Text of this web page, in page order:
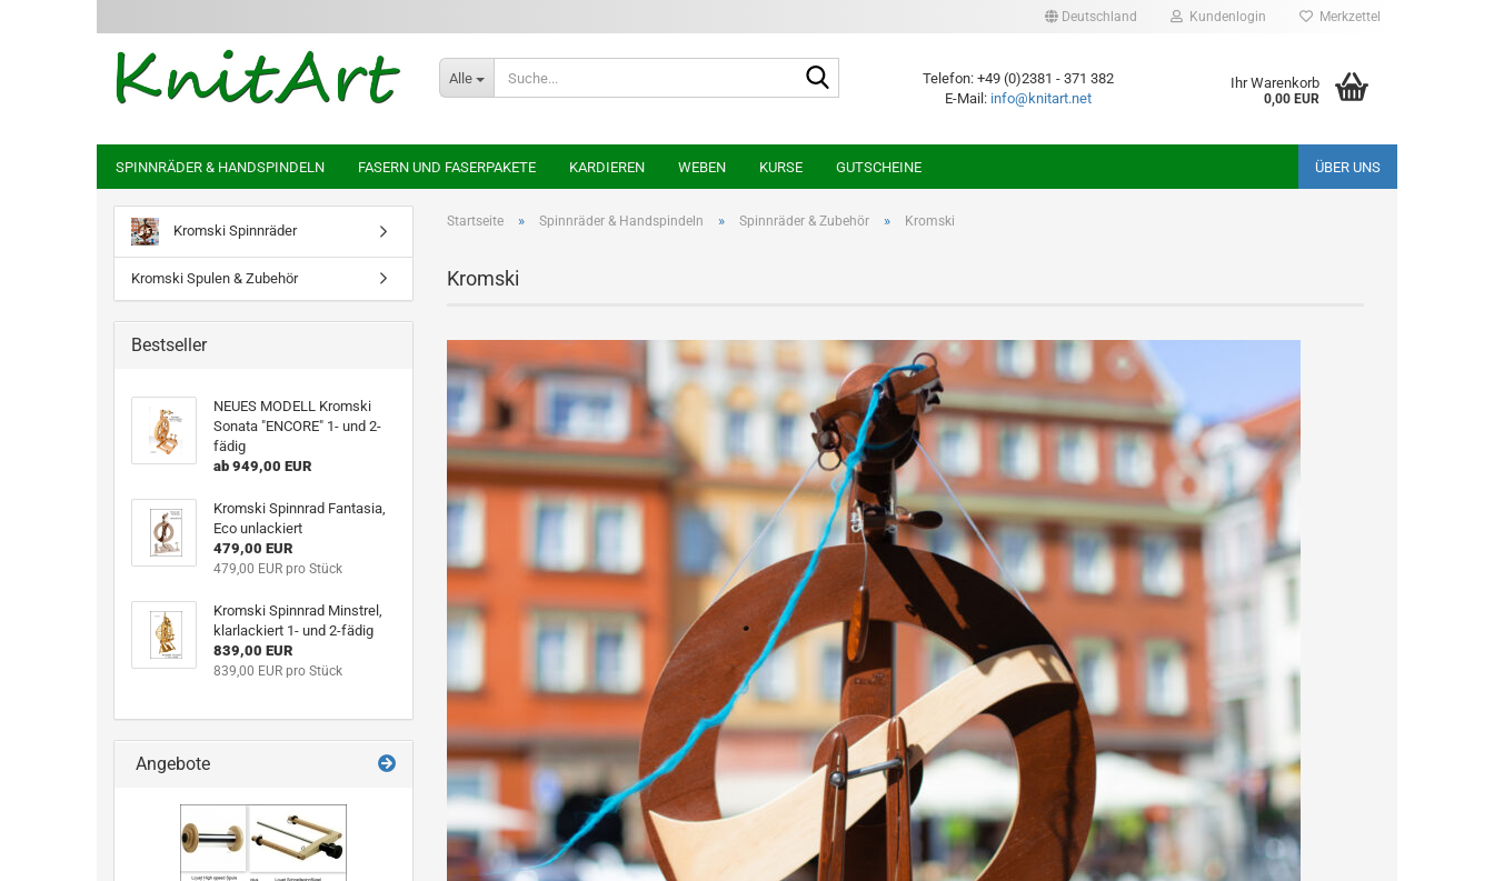
Deutschland Kundenlogin Merkzettel
Alle
Telefon: +49 (0)2381 - 371 382
E-Mail: info@knitart.net
Ihr Warenkorb
0,00 EUR
SPINNRÄDER & HANDSPINDELN FASERN UND FASERPAKETE KARDIEREN WEBEN KURSE GUTSCHEINE ÜBER UNS
Startseite » Spinnräder & Handspindeln » Spinnräder & Zubehör » Kromski
Kromski
Kromski Spinnräder
Kromski Spulen & Zubehör
Bestseller
NEUES MODELL Kromski
Sonata "ENCORE" 1- und 2-
fädig
ab 949,00 EUR
Kromski Spinnrad Fantasia,
Eco unlackiert
479,00 EUR
479,00 EUR pro Stück
Kromski Spinnrad Minstrel,
klarlackiert 1- und 2-fädig
839,00 EUR
839,00 EUR pro Stück
Angebote